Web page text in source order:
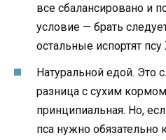
все сбалансировано и
условие — брать
остальные испортят
Натуральной едой. Это
разница с сухим
принципиальная. Но,
пса нужно